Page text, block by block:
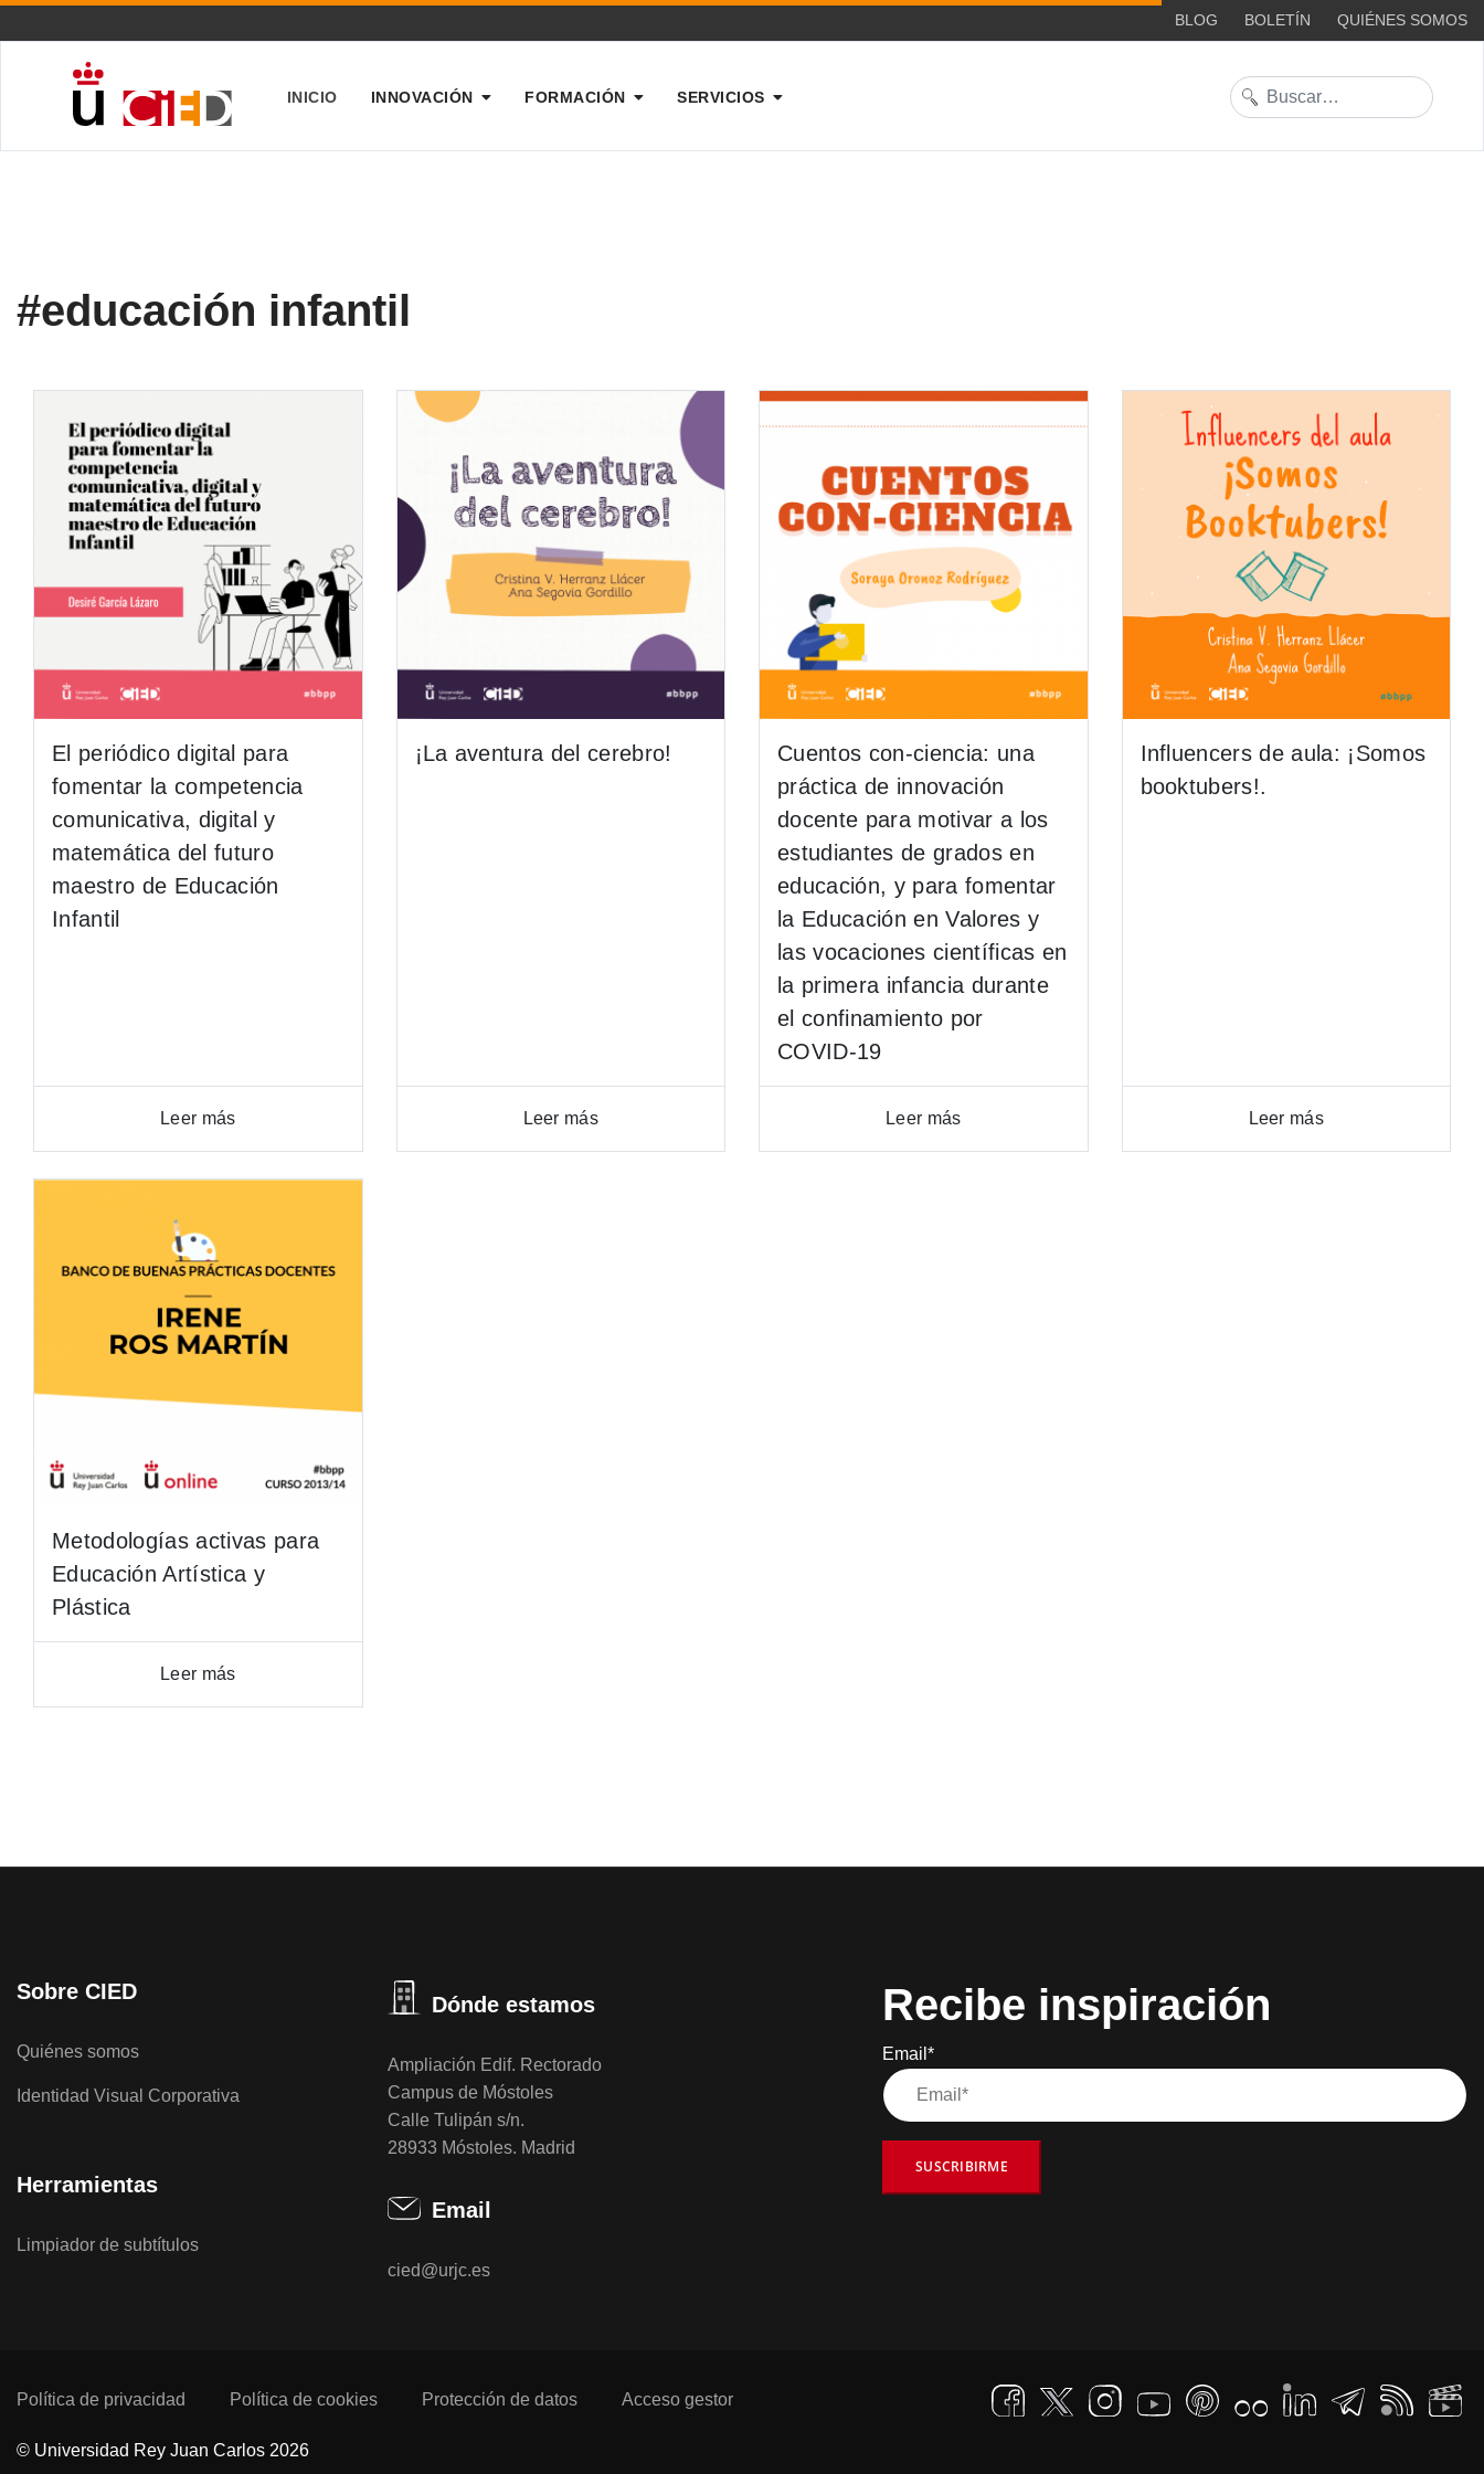
BLOG BOLETÍN QUIÉNES SOMOS
INICIO INNOVACIÓN FORMACIÓN SERVICIOS Buscar
#educación infantil
El periódico digital para
fomentar la competencia
comunicativa, digital y
matemática del futuro
maestro de Educación
Infantil
Leer más
¡La aventura del cerebro!
Leer más
Cuentos con-ciencia: una
práctica de innovación
docente para motivar a los
estudiantes de grados en
educación, y para fomentar
la Educación en Valores y
las vocaciones científicas en
la primera infancia durante
el confinamiento por
COVID-19
Leer más
Influencers de aula: ¡Somos
booktubers!.
Leer más
Metodologías activas para
Educación Artística y
Plástica
Leer más
Sobre CIED
Quiénes somos
Identidad Visual Corporativa
Herramientas
Limpiador de subtítulos
Dónde estamos
Ampliación Edif. Rectorado
Campus de Móstoles
Calle Tulipán s/n.
28933 Móstoles. Madrid
Email
cied@urjc.es
Recibe inspiración
Email*
SUSCRIBIRME
Política de privacidad Política de cookies Protección de datos Acceso gestor
© Universidad Rey Juan Carlos 2026